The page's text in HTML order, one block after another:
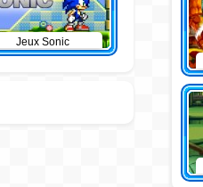
Jeux Sonic